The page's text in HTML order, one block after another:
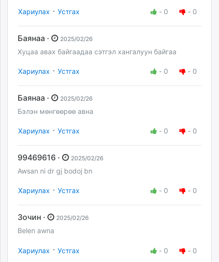
Хариулах · Устгах - 0 - 0
Баянаа · 2025/02/26
Хуцаа авах байгаадаа сэтгэл хангалуун байгаа
Хариулах · Устгах - 0 - 0
Баянаа · 2025/02/26
Бэлэн мөнгөөрөө авна
Хариулах · Устгах - 0 - 0
99469616 · 2025/02/26
Awsan ni dr gj bodoj bn
Хариулах · Устгах - 0 - 0
Зочин · 2025/02/26
Belen awna
Хариулах · Устгах - 0 - 0